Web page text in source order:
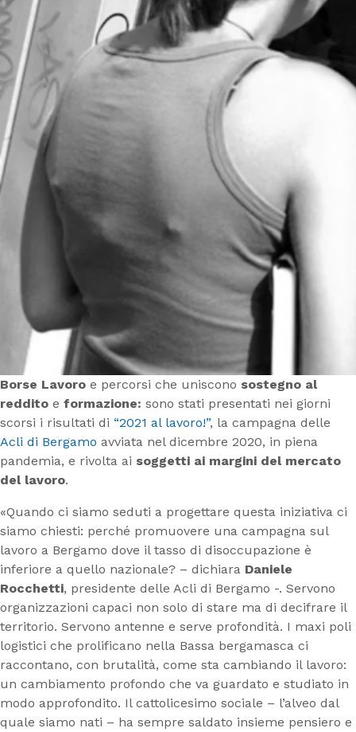
Borse Lavoro e percorsi che uniscono sostegno al
reddito e formazione: sono stati presentati nei giorni
scorsi i risultati di “2021 al lavoro!”, la campagna delle
Acli di Bergamo avviata nel dicembre 2020, in piena
pandemia, e rivolta ai soggetti ai margini del mercato
del lavoro.
«Quando ci siamo seduti a progettare questa iniziativa ci
siamo chiesti: perché promuovere una campagna sul
lavoro a Bergamo dove il tasso di disoccupazione è
inferiore a quello nazionale? – dichiara Daniele
Rocchetti, presidente delle Acli di Bergamo -. Servono
organizzazioni capaci non solo di stare ma di decifrare il
territorio. Servono antenne e serve profondità. I maxi poli
logistici che prolificano nella Bassa bergamasca ci
raccontano, con brutalità, come sta cambiando il lavoro:
un cambiamento profondo che va guardato e studiato in
modo approfondito. Il cattolicesimo sociale – l’alveo dal
quale siamo nati – ha sempre saldato insieme pensiero e